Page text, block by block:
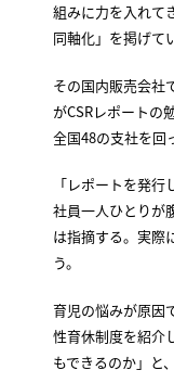
組みに力を入れて
同軸化」を掲げて
その国内販売会社
がCSRレポートの
全国48の支社を回
「レポートを発
社員一人ひとりが
は指摘する。実際
う。
育児の悩みが原因
性育休制度を紹介
もできるのか」と